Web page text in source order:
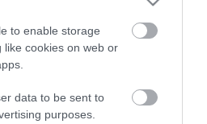
to enable storage
like cookies on web or
data to be sent to
purposes.
(Kevin Magnussen, Haas, 57. kör)
24 futam után: